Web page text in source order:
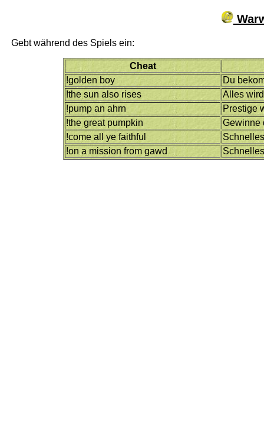
Gebt während des Spiels ein:
Cheat
!golden boy
Du
!the sun also rises
Alles
!pump an ahrn
Prestige
!the great pumpkin
Gewinne
!come all ye faithful
!on a mission from gawd